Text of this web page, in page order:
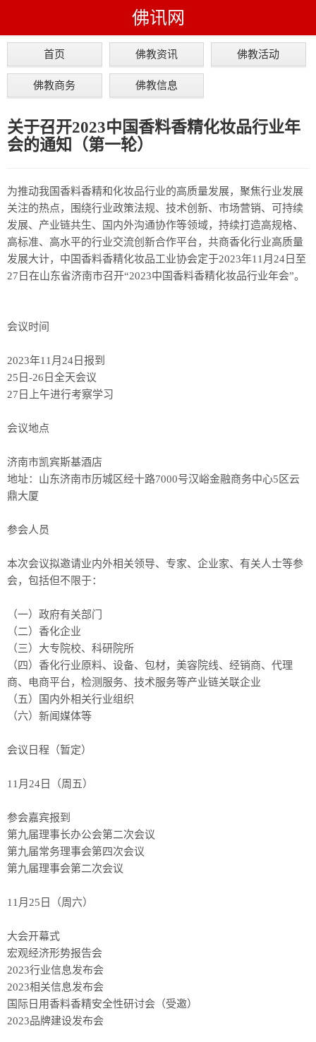
佛讯网
首页 佛教资讯 佛教活动
佛教商务 佛教信息
关于召开2023中国香料香精化妆品行业年
会的通知（第一轮）
为推动我国香料香精和化妆品行业的高质量发展，聚焦行业发展
关注的热点，围绕行业政策法规、技术创新、市场营销、可持续
发展、产业链共生、国内外沟通协作等领域，持续打造高规格、
高标准、高水平的行业交流创新合作平台，共商香化行业高质量
发展大计，中国香料香精化妆品工业协会定于2023年11月24日至
27日在山东省济南市召开“2023中国香料香精化妆品行业年会”。
会议时间
2023年11月24日报到
25日-26日全天会议
27日上午进行考察学习
会议地点
济南市凯宾斯基酒店
地址：山东济南市历城区经十路7000号汉峪金融商务中心5区云
鼎大厦
参会人员
本次会议拟邀请业内外相关领导、专家、企业家、有关人士等参
会，包括但不限于：
（一）政府有关部门
（二）香化企业
（三）大专院校、科研院所
（四）香化行业原料、设备、包材，美容院线、经销商、代理
商、电商平台，检测服务、技术服务等产业链关联企业
（五）国内外相关行业组织
（六）新闻媒体等
会议日程（暂定）
11月24日（周五）
参会嘉宾报到
第九届理事长办公会第二次会议
第九届常务理事会第四次会议
第九届理事会第二次会议
11月25日（周六）
大会开幕式
宏观经济形势报告会
2023行业信息发布会
2023相关信息发布会
国际日用香料香精安全性研讨会（受邀）
2023品牌建设发布会